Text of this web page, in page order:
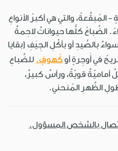
المُبقَّعةُ، والتي هي أكبرُ الأنواعِ
الضِّباعُ كلُّها حيواناتٌ لاحِمةٌ
بالصَّيدِ أو بأكْلِ الجِيَفِ (بقايا
في أَوجِرةٍ أو كُهوفٍ. للضِّباعِ
أماميّةٌ قويّةٌ، ورأسٌ كبيرٌ،
الظَّهرِ المُنحني.
بالشخص المسؤول.